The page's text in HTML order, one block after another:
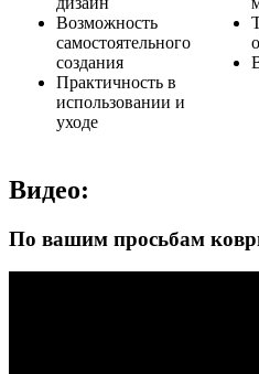
Возможность
самостоятельного
создания
Практичность в
использовании и
уходе
Видео:
По вашим просьбам